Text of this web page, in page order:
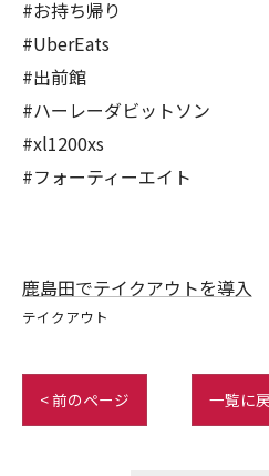
#お持ち帰り
#UberEats
#出前館
#ハーレーダビットソン
#xl1200xs
#フォーティーエイト
鹿島田でテイクアウトを導入
テイクアウト
< 前のページ 一覧に